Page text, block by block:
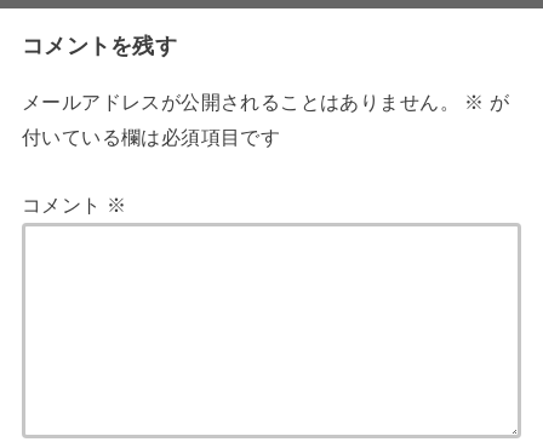
コメントを残す
メールアドレスが公開されることはありません。 ※ が
付いている欄は必須項目です
コメント ※